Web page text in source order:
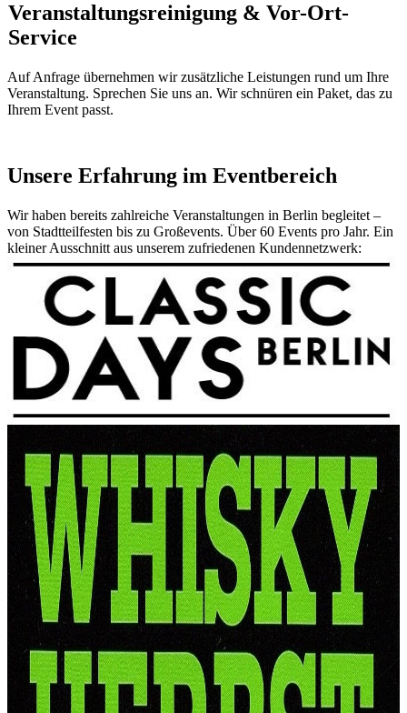
Veranstaltungsreinigung & Vor-Ort-
Service
Auf Anfrage übernehmen wir zusätzliche Leistungen rund um Ihre
Veranstaltung. Sprechen Sie uns an. Wir schnüren ein Paket, das zu
Ihrem Event passt.
Unsere Erfahrung im Eventbereich
Wir haben bereits zahlreiche Veranstaltungen in Berlin begleitet –
von Stadtteilfesten bis zu Großevents. Über 60 Events pro Jahr. Ein
kleiner Ausschnitt aus unserem zufriedenen Kundennetzwerk: